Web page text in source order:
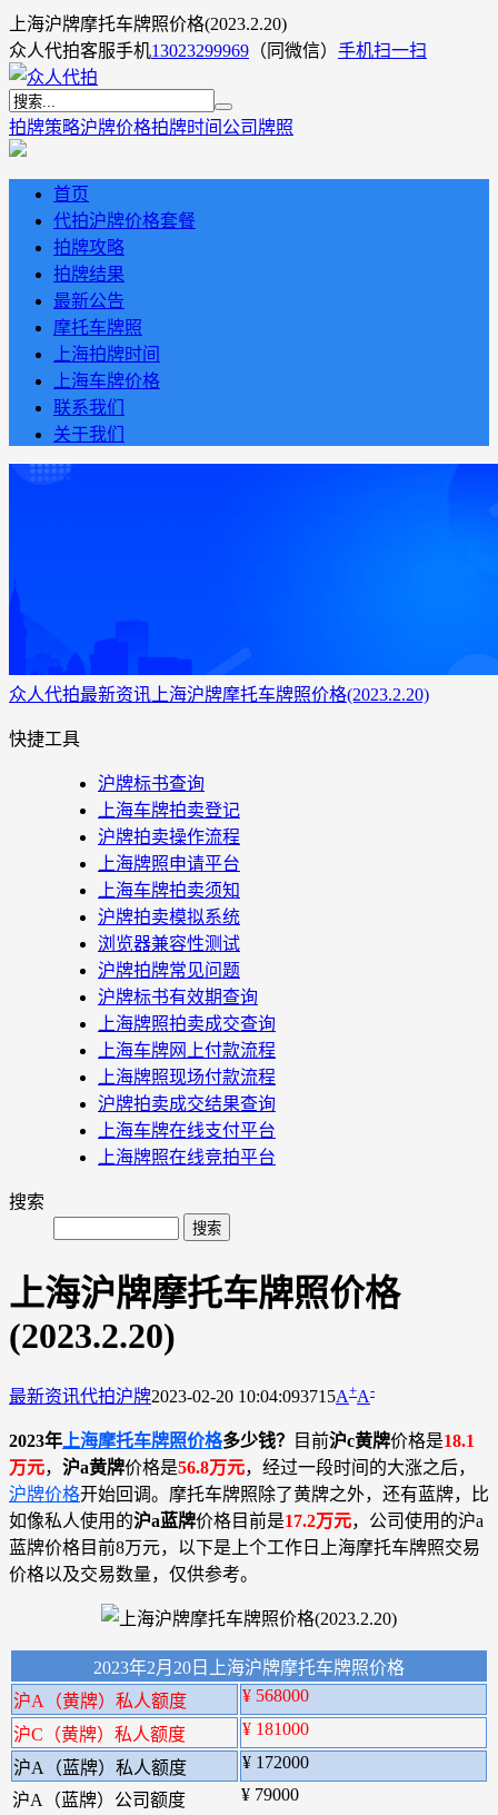
上海沪牌摩托车牌照价格(2023.2.20)
众人代拍客服手机13023299969 （同微信） 手机扫一扫
拍牌策略沪牌价格拍牌时间 公司牌照
首页
代拍沪牌价格套餐
拍牌攻略
拍牌结果
最新公告
摩托车牌照
上海拍牌时间
上海车牌价格
联系我们
关于我们
众人代拍最新资讯 上海沪牌摩托车牌照价格(2023.2.20)
快捷工具
沪牌标书查询
上海车牌拍卖登记
沪牌拍卖操作流程
上海牌照申请平台
上海车牌拍卖须知
沪牌拍卖模拟系统
浏览器兼容性测试
沪牌拍牌常见问题
沪牌标书有效期查询
上海牌照拍卖成交查询
上海车牌网上付款流程
上海牌照现场付款流程
沪牌拍卖成交结果查询
上海车牌在线支付平台
上海牌照在线竞拍平台
搜索
上海沪牌摩托车牌照价格
(2023.2.20)
最新资讯代拍沪牌2023-02-20 10:04:093715A+A-
2023年 上海摩托车牌照价格多少钱？ 目前沪c黄牌价格是18.1
万元， 沪a黄牌价格是56.8万元，经过一段时间的大涨之后，
沪牌价格开始回调。摩托车牌照除了黄牌之外，还有蓝牌，比
如像私人使用的沪a蓝牌价格目前是17.2万元，公司使用的沪a
蓝牌价格目前8万元，以下是上个工作日上海摩托车牌照交易
价格以及交易数量，仅供参考。
2023年2月20日上海沪牌摩托车牌照价格
沪A（黄牌）私人额度
¥ 568000
沪C（黄牌）私人额度 ¥ 181000
沪A（蓝牌）私人额度
¥ 172000
沪A（蓝牌）公司额度
¥ 79000